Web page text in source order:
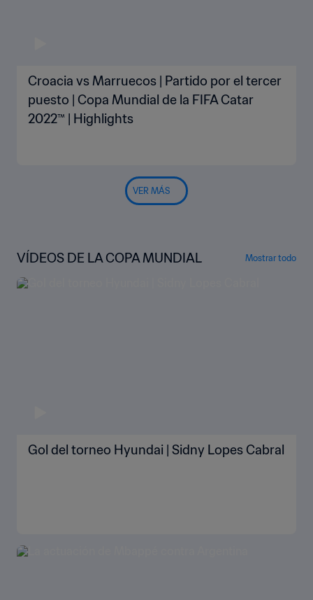
Croacia vs Marruecos | Partido por el tercer
puesto | Copa Mundial de la FIFA Catar
2022™ | Highlights
VER MÁS
VÍDEOS DE LA COPA MUNDIAL Mostrar todo
Gol del torneo Hyundai | Sidny Lopes Cabral